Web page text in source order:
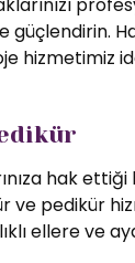
güçlendirin.
hizmetimiz
hak ettiği
ve pedikür
ellere ve